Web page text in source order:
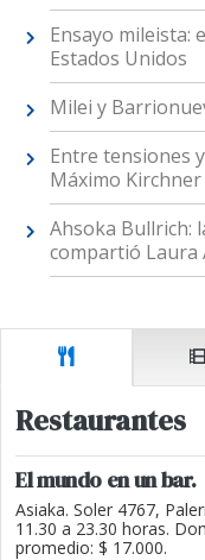
Ensayo mileista:
Estados Unidos
Milei y
Entre tensiones
Máximo Kirchner
Ahsoka Bullrich:
compartió Laura
Restaurantes
El mundo en un bar.
Asiaka. Soler 4767,
11.30 a 23.30 horas.
promedio: $ 17.000.